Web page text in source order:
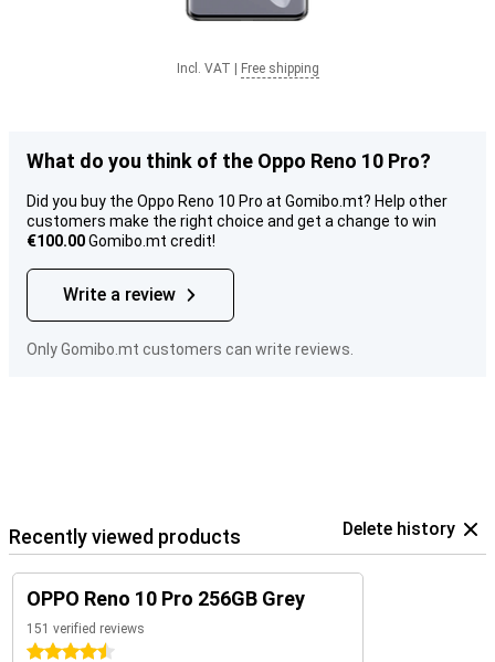
Incl. VAT Free shipping
What do you think of the Oppo Reno 10 Pro?
Did you buy the Oppo Reno 10 Pro at Gomibo.mt? Help other
customers make the right choice and get a change to win
€100.00Gomibo.mt credit!
Write a review
Only Gomibo.mt customers can write reviews.
Recently viewed products Delete history
OPPO Reno 10 Pro 256GB Grey
151 verified reviews
4.5 stars